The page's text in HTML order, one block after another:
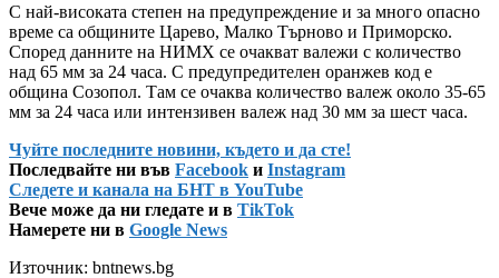
С най-високата степен на предупреждение и за много опасно
време са общините Царево, Малко Търново и Приморско.
Според данните на НИМХ се очакват валежи с количество
над 65 мм за 24 часа. С предупредителен оранжев код е
община Созопол. Там се очаква количество валеж около 35-65
мм за 24 часа или интензивен валеж над 30 мм за шест часа.
Чуйте последните новини, където и да сте!
Последвайте ни във Facebook и Instagram
Следете и канала на БНТ в YouTube
Вече може да ни гледате и в TikTok
Намерете ни в Google News
Източник: bntnews.bg